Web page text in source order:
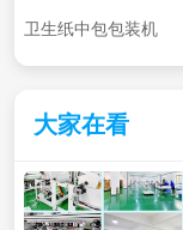
卫生纸中包包装机
大家在看